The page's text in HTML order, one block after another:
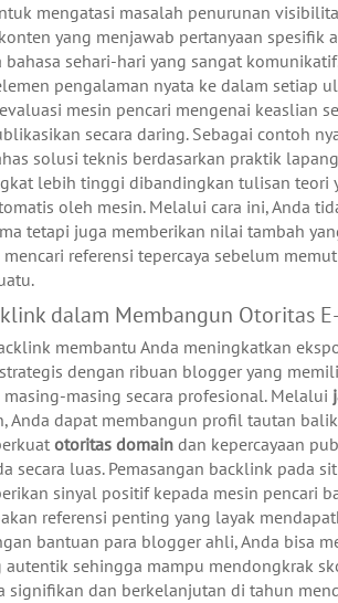
mengatasi masalah penurunan
yang menjawab pertanyaan spesifik
sehari-hari yang sangat
pengalaman nyata ke dalam setiap
mesin pencari mengenai keaslian
secara daring. Sebagai contoh
solusi teknis berdasarkan praktik
lebih tinggi dibandingkan tulisan teori
oleh mesin. Melalui cara ini, Anda
tetapi juga memberikan nilai tambah
referensi tepercaya sebelum
dalam Membangun Otoritas
membantu Anda meningkatkan
dengan ribuan blogger yang
masing secara profesional. Melalui
Anda dapat membangun profil tautan
otoritas domaindan kepercayaan
secara luas. Pemasangan backlink pada
sinyal positif kepada mesin pencari
referensi penting yang layak
bantuan para blogger ahli, Anda bisa
sehingga mampu mendongkrak
signifikan dan berkelanjutan di tahun